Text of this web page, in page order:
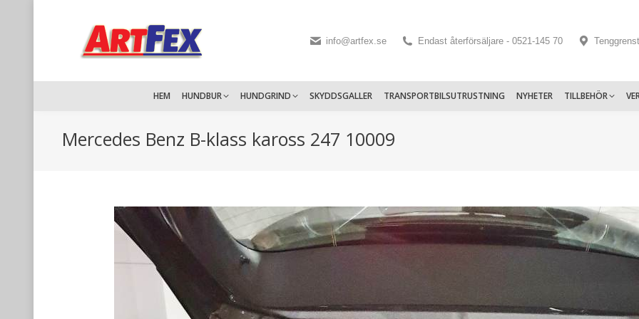
info@artfex.se Endast återförsäljare - 0521-145 70
HEM HUNDBUR HUNDGRIND SKYDDSGALLER TRANSPORTBILSUTRUSTNING NYHETER TILLBEHÖR
Mercedes Benz B-klass kaross 247 10009